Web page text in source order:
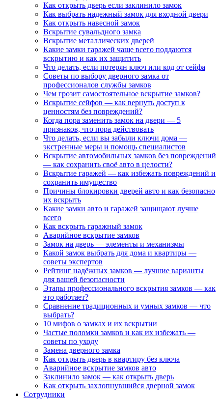
Как открыть дверь если заклинило замок
Как выбрать надежный замок для входной двери
Как открыть навесной замок
Вскрытие сувальдного замка
Вскрытие металлических дверей
Какие замки гаражей чаще всего поддаются
вскрытию и как их защитить
Что делать, если потерян ключ или код от сейфа
Советы по выбору дверного замка от
профессионалов службы замков
Чем грозит самостоятельное вскрытие замков?
Вскрытие сейфов — как вернуть доступ к
ценностям без повреждений?
Когда пора заменить замок на двери — 5
признаков, что пора действовать
Что делать, если вы забыли ключи дома —
экстренные меры и помощь специалистов
Вскрытие автомобильных замков без повреждений
— как сохранить своё авто в целости?
Вскрытие гаражей — как избежать повреждений и
сохранить имущество
Причины блокировки дверей авто и как безопасно
их вскрыть
Какие замки авто и гаражей защищают лучше
всего
Как вскрыть гаражный замок
Аварийное вскрытие замков
Замок на дверь — элементы и механизмы
Какой замок выбрать для дома и квартиры —
советы экспертов
Рейтинг надёжных замков — лучшие варианты
для вашей безопасности
Этапы профессионального вскрытия замков — как
это работает?
Сравнение традиционных и умных замков — что
выбрать?
10 мифов о замках и их вскрытии
Частые поломки замков и как их избежать —
советы по уходу
Замена дверного замка
Как открыть дверь в квартиру без ключа
Аварийное вскрытие замков авто
Заклинило замок — как открыть дверь
Как открыть захлопнувшийся дверной замок
Сотрудники